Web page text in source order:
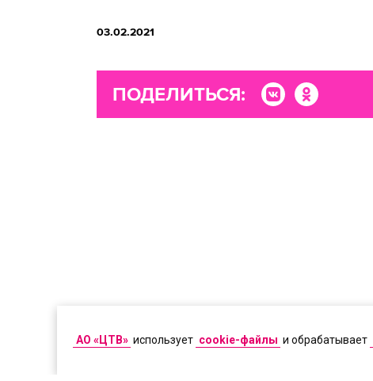
03.02.2021
ПОДЕЛИТЬСЯ:
АО «ЦТВ» использует cookie-файлы и обрабатывает